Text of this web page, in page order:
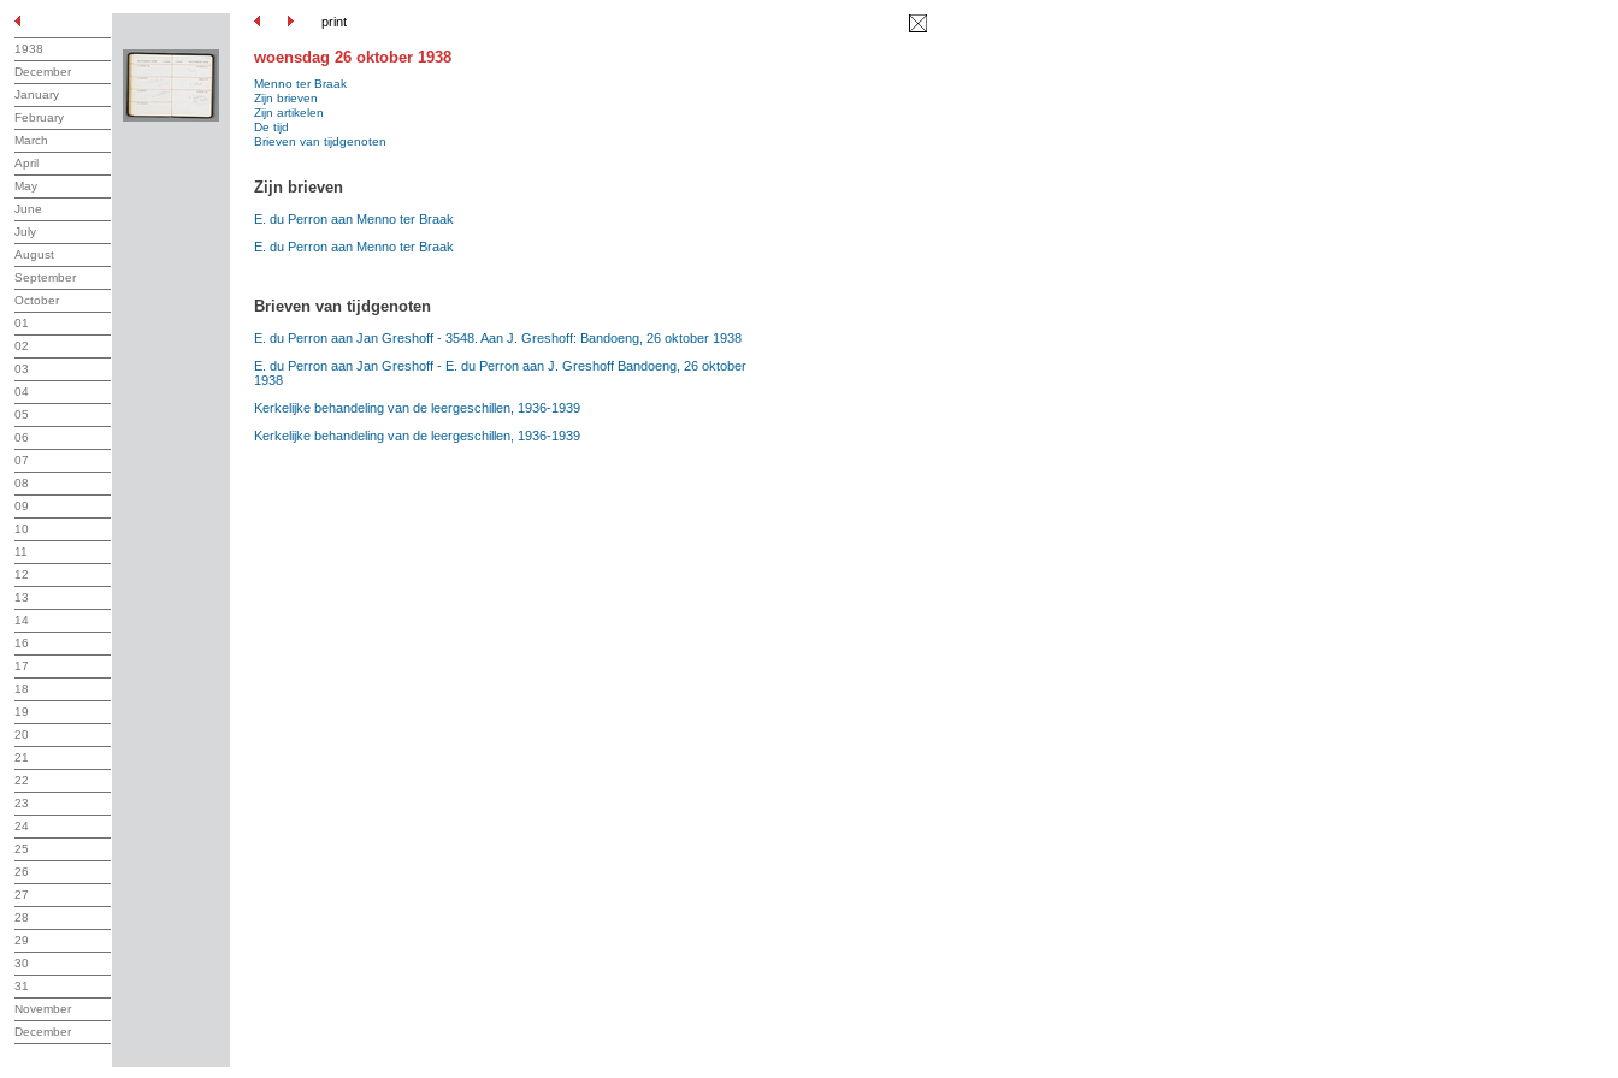
print
1938
December
January
February
March
April
May
June
July
August
September
October
01
02
03
04
05
06
07
08
09
10
11
12
13
14
16
17
18
19
20
21
22
23
24
25
26
27
28
29
30
31
November
December
woensdag 26 oktober 1938
Menno ter Braak
Zijn brieven
Zijn artikelen
De tijd
Brieven van tijdgenoten
Zijn brieven
E. du Perron aan Menno ter Braak
E. du Perron aan Menno ter Braak
Brieven van tijdgenoten
E. du Perron aan Jan Greshoff - 3548. Aan J. Greshoff: Bandoeng, 26 oktober 1938
E. du Perron aan Jan Greshoff - E. du Perron aan J. Greshoff Bandoeng, 26 oktober
1938
Kerkelijke behandeling van de leergeschillen, 1936-1939
Kerkelijke behandeling van de leergeschillen, 1936-1939